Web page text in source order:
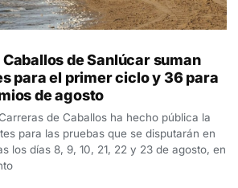
de Sanlúcar suman
para el primer ciclo y 36 para
de agosto
de Caballos ha hecho pública la
para las pruebas que se disputarán en
los días 8, 9, 10, 21, 22 y 23 de agosto, en